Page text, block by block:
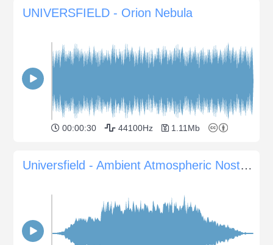
UNIVERSFIELD - Orion Nebula
00:00:30 44100Hz 1.11Mb
Universfield - Ambient Atmospheric Nostalgia